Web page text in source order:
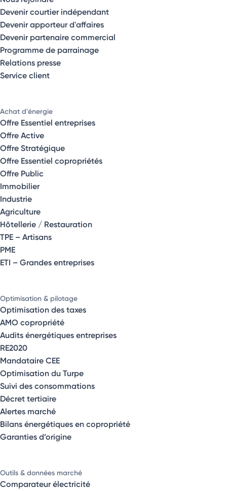
Devenir courtier indépendant
Devenir apporteur d'affaires
Devenir partenaire commercial
Programme de parrainage
Relations presse
Service client
Achat d'énergie
Offre Essentiel entreprises
Offre Active
Offre Stratégique
Offre Essentiel copropriétés
Offre Public
Immobilier
Industrie
Agriculture
Hôtellerie / Restauration
TPE – Artisans
PME
ETI – Grandes entreprises
Optimisation & pilotage
Optimisation des taxes
AMO copropriété
Audits énergétiques entreprises
RE2020
Mandataire CEE
Optimisation du Turpe
Suivi des consommations
Décret tertiaire
Alertes marché
Bilans énergétiques en copropriété
Garanties d’origine
Outils & données marché
Comparateur électricité